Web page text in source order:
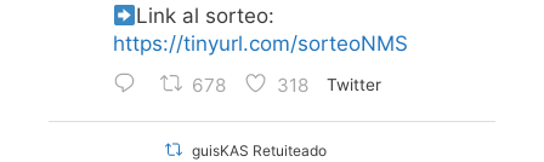
Link al sorteo:
https://tinyurl.com/sorteoNMS
678 318 Twitter
guisKAS Retuiteado